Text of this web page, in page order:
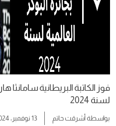
فوز الكاتبة البريطانية سامانثا
لسنة 2024
بواسطةأشرقت حاتم 13 نوفمبر، 2024